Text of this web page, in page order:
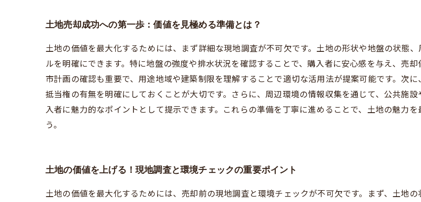
初心者必見！土地価値最大化のための基本知識と実践
土地売却成功への第一歩：価値を見極める準備とは？
土地の価値を最大化するためには、まず詳細な現地調査が不可欠です。土地の形状や地盤の状態
ルを明確にできます。特に地盤の強度や排水状況を確認することで、購入者に安心感を与え、売
市計画の確認も重要で、用途地域や建築制限を理解することで適切な活用法が提案可能です。次
抵当権の有無を明確にしておくことが大切です。さらに、周辺環境の情報収集を通じて、公共施
入者に魅力的なポイントとして提示できます。これらの準備を丁寧に進めることで、土地の魅力
う。
土地の価値を上げる！現地調査と環境チェックの重要ポイント
土地の価値を最大化するためには、売却前の現地調査と環境チェックが不可欠です。まず、土地